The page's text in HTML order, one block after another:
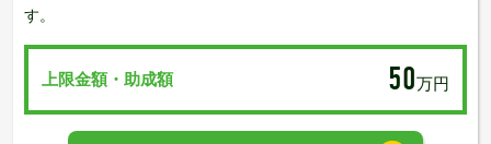
す。
上限金額・助成額 50万円